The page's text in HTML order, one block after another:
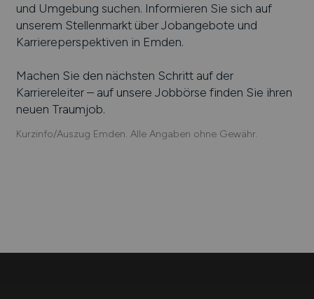
und Umgebung suchen. Informieren Sie sich auf
unserem Stellenmarkt über Jobangebote und
Karriereperspektiven in Emden.
Machen Sie den nächsten Schritt auf der
Karriereleiter – auf unsere Jobbörse finden Sie ihren
neuen Traumjob.
Kurzinfo/Auszug Emden. Alle Angaben ohne Gewähr.